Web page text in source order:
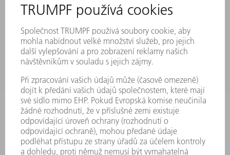
MYTRUMPF
BEZPEČNOSTNÍ LISTY
PRODUKTY
STROJE & SYSTÉMY
LASER
VÝKONOVÁ ELEKTRONIKA
SMART FACTORY
SOFTWARE
SERVIS
POUŽITÍ
ODVĚTVÍ
SPOLEČNOST
KARIÉRA
PRACOVNÍ NABÍDKY